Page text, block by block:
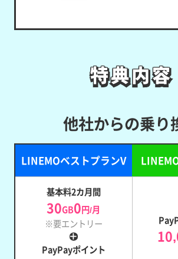
特典内容
特典内容
他社からの乗り
LINEMOベストプランV
基本料2カ月間
30GB0円/月
※要エントリー
PayPayポイント